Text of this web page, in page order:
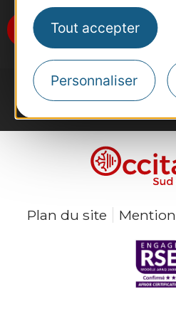
Tout accepter
Personnaliser
Je m'abonne
Plan du site